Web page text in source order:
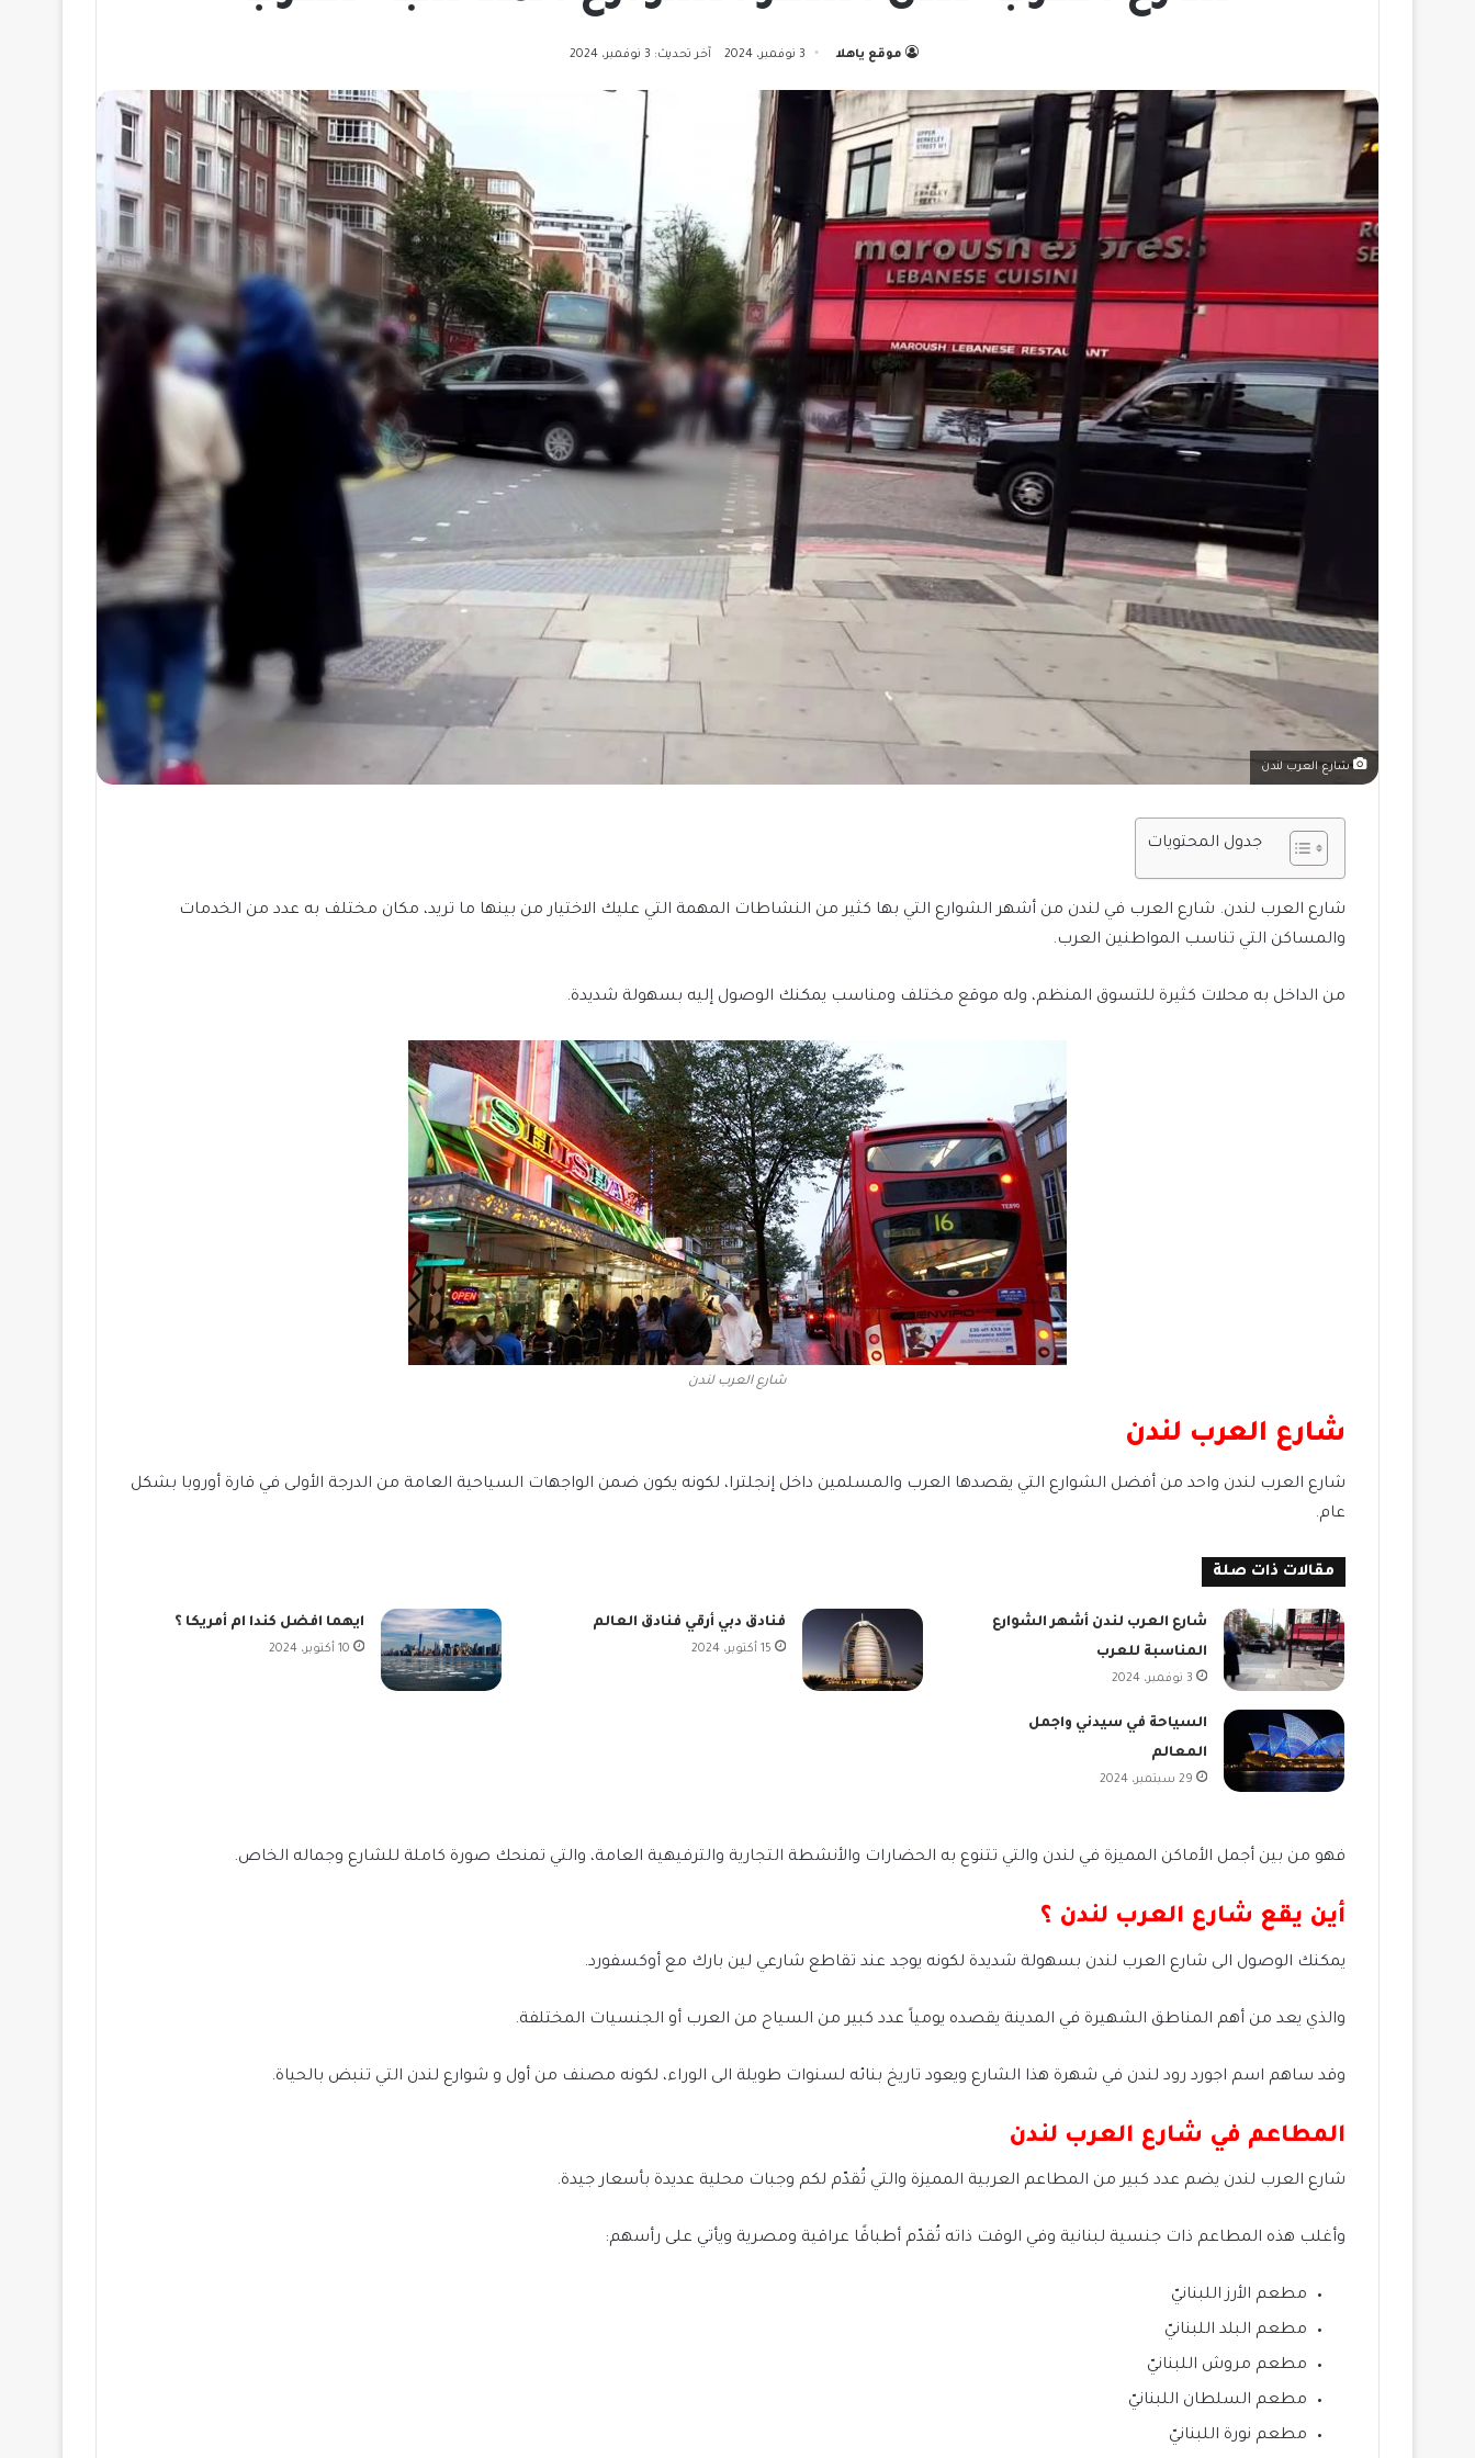
موقع ياهلا 3 نوفمبر، 2024 آخر تحديث: 3 نوفمبر، 2024
شارع العرب لندن
جدول المحتويات
شارع العرب لندن. شارع العرب في لندن من أشهر الشوارع التي بها كثير من النشاطات المهمة التي عليك الاختيار من بينها ما تريد، مكان مختلف به عدد من الخدمات
والمساكن التي تناسب المواطنين العرب.
من الداخل به محلات كثيرة للتسوق المنظم، وله موقع مختلف ومناسب يمكنك الوصول إليه بسهولة شديدة.
شارع العرب لندن
شارع العرب لندن
شارع العرب لندن واحد من أفضل الشوارع التي يقصدها العرب والمسلمين داخل إنجلترا، لكونه يكون ضمن الواجهات السياحية العامة من الدرجة الأولى في قارة أوروبا بشكل
عام.
مقالات ذات صلة
شارع العرب لندن أشهر الشوارع
المناسبة للعرب
3 نوفمبر، 2024
فنادق دبي أرقي فنادق العالم
15 أكتوبر، 2024
ايهما افضل كندا ام أمريكا ؟
10 أكتوبر، 2024
السياحة في سيدني واجمل
المعالم
29 سبتمبر، 2024
فهو من بين أجمل الأماكن المميزة في لندن والتي تتنوع به الحضارات والأنشطة التجارية والترفيهية العامة، والتي تمنحك صورة كاملة للشارع وجماله الخاص.
أين يقع شارع العرب لندن ؟
يمكنك الوصول الى شارع العرب لندن بسهولة شديدة لكونه يوجد عند تقاطع شارعي لين بارك مع أوكسفورد.
والذي يعد من أهم المناطق الشهيرة في المدينة يقصده يومياً عدد كبير من السياح من العرب أو الجنسيات المختلفة.
وقد ساهم اسم اجورد رود لندن في شهرة هذا الشارع ويعود تاريخ بنائه لسنوات طويلة الى الوراء، لكونه مصنف من أول و شوارع لندن التي تنبض بالحياة.
المطاعم في شارع العرب لندن
شارع العرب لندن يضم عدد كبير من المطاعم العربية المميزة والتي تُقدّم لكم وجبات محلية عديدة بأسعار جيدة.
وأغلب هذه المطاعم ذات جنسية لبنانية وفي الوقت ذاته تُقدّم أطباقًا عراقية ومصرية ويأتي على رأسهم:
مطعم الأرز اللبنانيّ
مطعم البلد اللبنانيّ
مطعم مروش اللبنانيّ
مطعم السلطان اللبنانيّ
مطعم نورة اللبنانيّ